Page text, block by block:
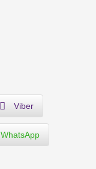
Viber
WhatsApp